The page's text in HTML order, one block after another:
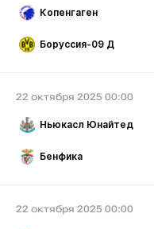
Копенгаген
Боруссия-09 Д
22 октября 2025 00:00
Ньюкасл Юнайтед
Бенфика
22 октября 2025 00:00